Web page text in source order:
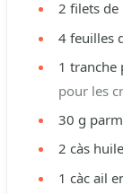
2 filets de
4 feuilles
1 tranche
pour les
30 g
2 càs
1 càc ail